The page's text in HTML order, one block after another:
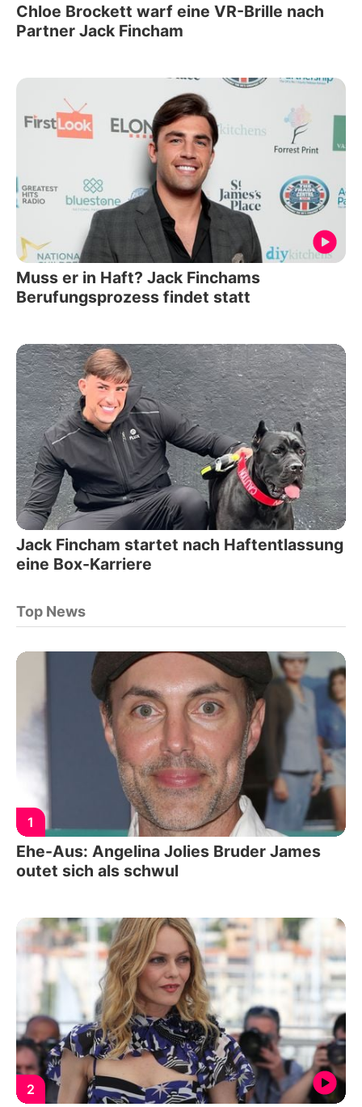
Chloe Brockett warf eine VR-Brille nach
Partner Jack Fincham
Muss er in Haft? Jack Finchams
Berufungsprozess findet statt
Jack Fincham startet nach Haftentlassung
eine Box-Karriere
Top News
1
Ehe-Aus: Angelina Jolies Bruder James
outet sich als schwul
2